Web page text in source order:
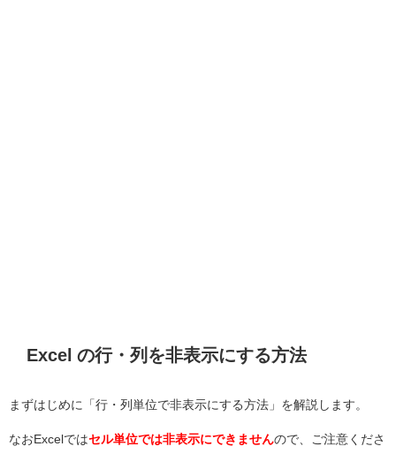
Excel の行・列を非表示にする方法
まずはじめに「行・列単位で非表示にする方法」を解説します。
なおExcelではセル単位では非表示にできませんので、ご注意くださ